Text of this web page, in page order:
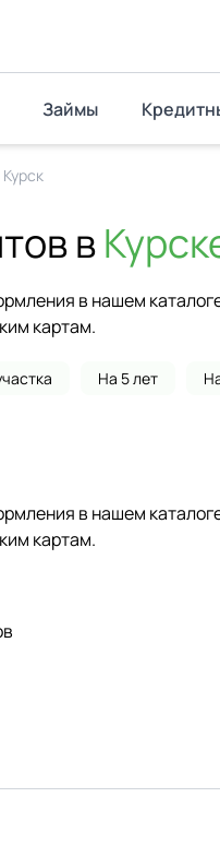
Займы
Курск
в
в нашем
картам.
На 5 лет
в нашем
картам.